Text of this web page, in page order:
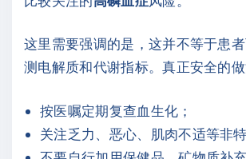
这里需要强调的是，这并不等于患
测电解质和代谢指标。真正安全的做
按医嘱定期复查血生化；
关注乏力、恶心、肌肉不适等非